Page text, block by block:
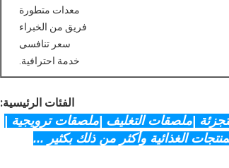
معدات متطورة
فريق من الخبراء
سعر تنافسى
خدمة احترافية.
الفئات الرئيسية:
|ملصقات التغليف |ملصقات ترويجية |
الغذائية وأكثر من ذلك بكثير ...